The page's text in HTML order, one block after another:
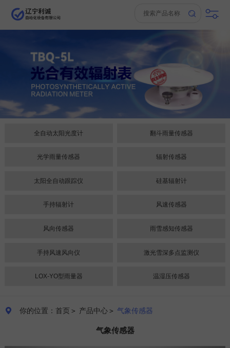
全自动太阳光度计 翻斗雨量传感器
光学雨量传感器 辐射传感器
太阳全自动跟踪仪 硅基辐射计
手持辐射计 风速传感器
风向传感器 雨雪感知传感器
手持风速风向仪 激光雪深多点监测仪
LOX-YO型雨量器 温湿压传感器
 你的位置：首页 ＞ 产品中心＞ 气象传感器
气象传感器